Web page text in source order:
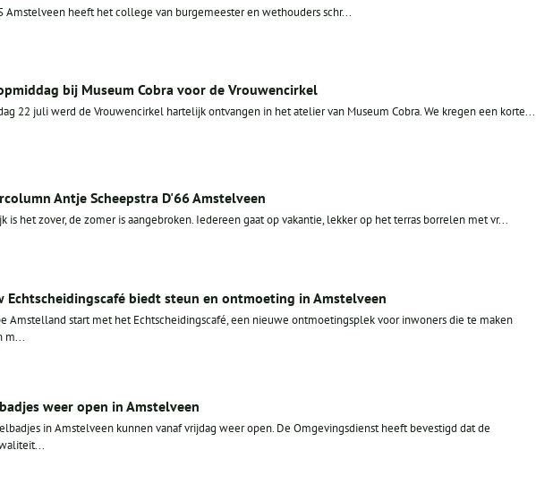
Amstelveen heeft het college van burgemeester en wethouders schr...
bij Museum Cobra voor de Vrouwencirkel
22 juli werd de Vrouwencirkel hartelijk ontvangen in het atelier van Museum Cobra. We kregen een korte...
Antje Scheepstra D'66 Amstelveen
is het zover, de zomer is aangebroken. Iedereen gaat op vakantie, lekker op het terras borrelen met vr...
Echtscheidingscafé biedt steun en ontmoeting in Amstelveen
Amstelland start met het Echtscheidingscafé, een nieuwe ontmoetingsplek voor inwoners die te maken
m...
weer open in Amstelveen
in Amstelveen kunnen vanaf vrijdag weer open. De Omgevingsdienst heeft bevestigd dat de